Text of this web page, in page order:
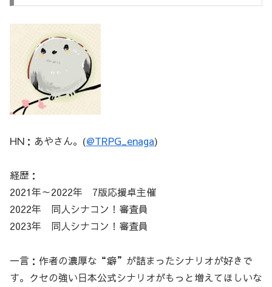
HN：あやさん。(@TRPG_enaga)
経歴：
2021年～2022年 7版応援卓主催
2022年 同人シナコン！審査員
2023年 同人シナコン！審査員
一言：作者の濃厚な“癖”が詰まったシナリオが好きで
す。クセの強い日本公式シナリオがもっと増えてほしいな